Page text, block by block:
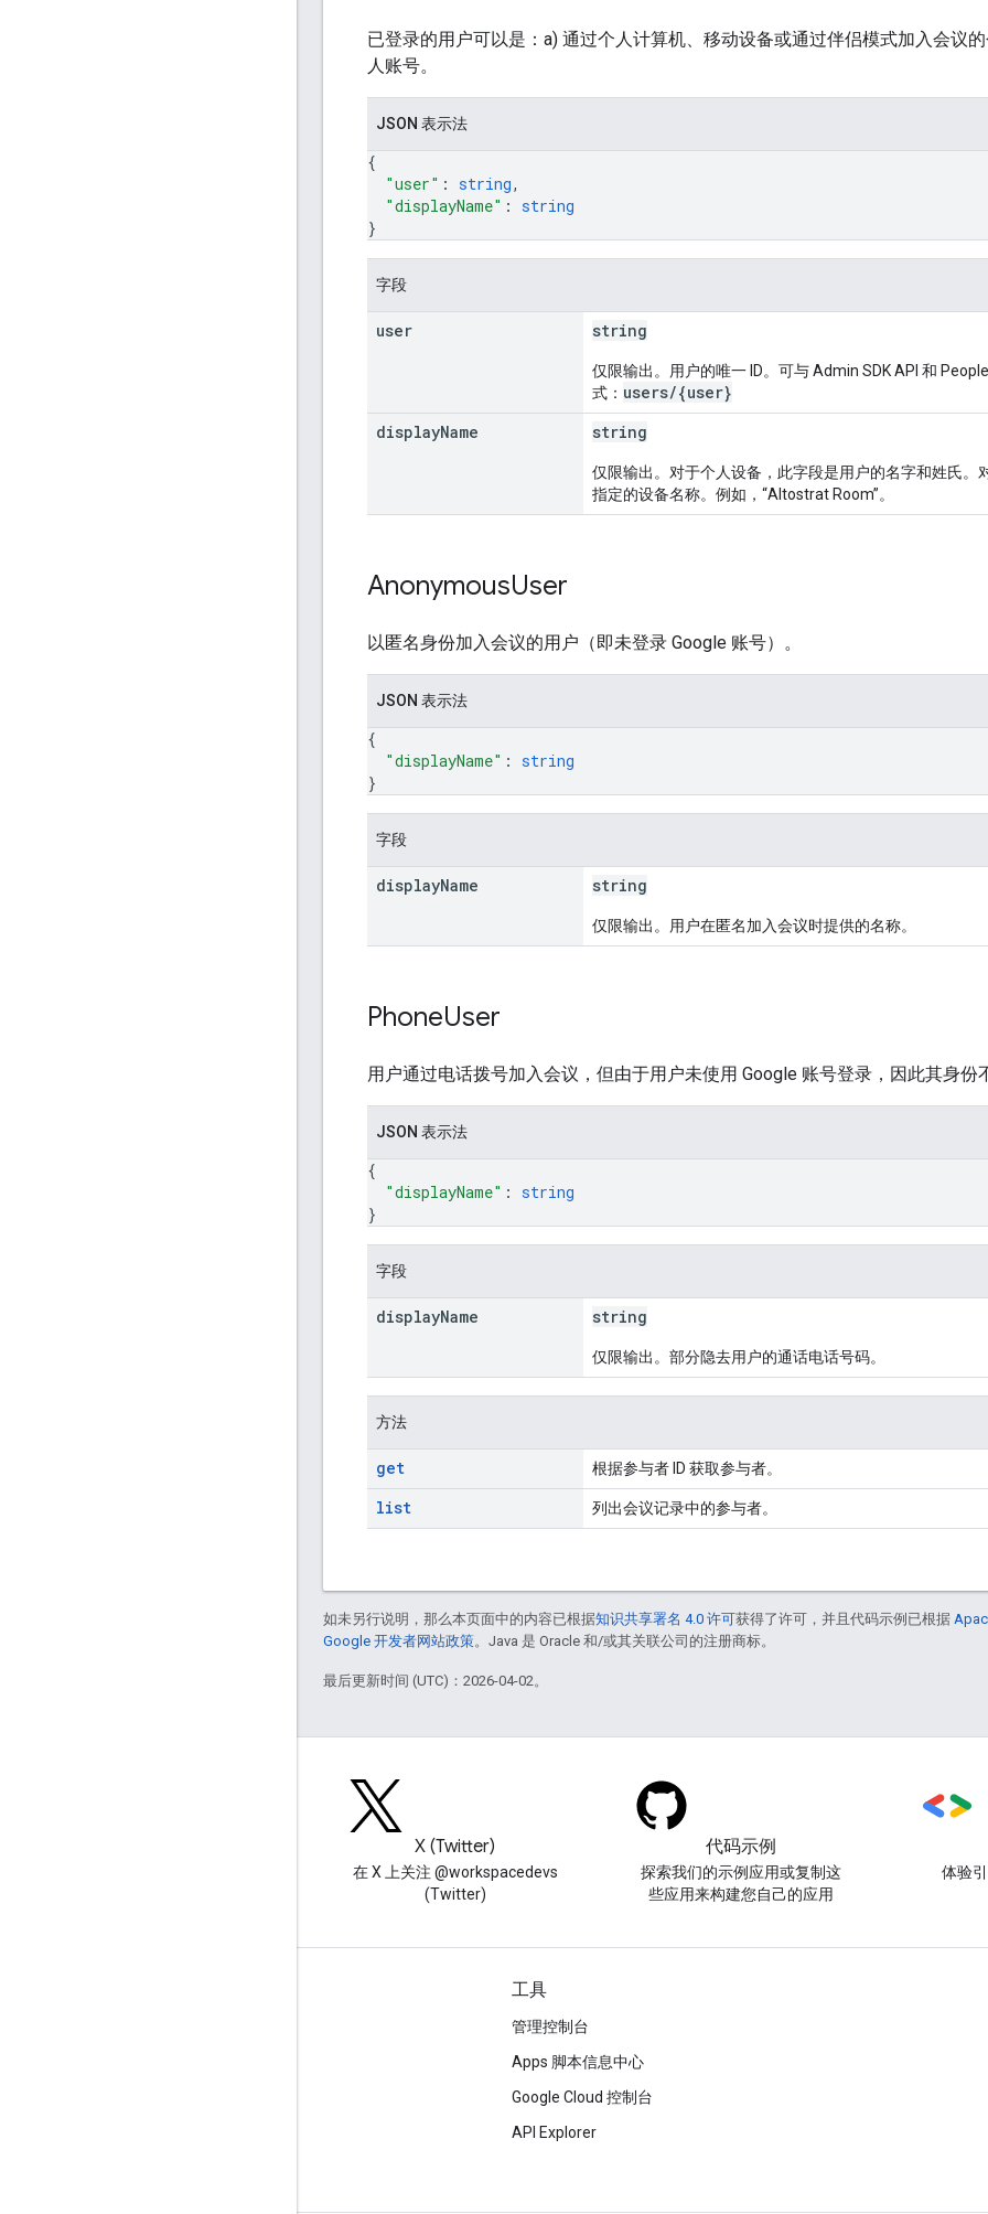
已登录的用户可以是：a) 通过个人计算机、移动设备或通过伴侣模式加入会议
人账号。
JSON 表示法
{
"user" : string,
"displayName" : string
}
字段
user string
仅限输出。用户的唯一 ID。可与 Admin SDK API 和
式： users/{user}
displayName string
仅限输出。对于个人设备，此字段是用户的名字和姓氏。
指定的设备名称。例如，“Altostrat Room”。
AnonymousUser
以匿名身份加入会议的用户（即未登录 Google 账号）。
JSON 表示法
{
"displayName" : string
}
字段
displayName string
仅限输出。用户在匿名加入会议时提供的名称。
PhoneUser
用户通过电话拨号加入会议，但由于用户未使用 Google 账号登录，因此其身份
JSON 表示法
{
"displayName" : string
}
字段
displayName string
仅限输出。部分隐去用户的通话电话号码。
方法
get 根据参与者 ID 获取参与者。
list 列出会议记录中的参与者。
如未另行说明，那么本页面中的内容已根据知识共享署名 4.0 许可获得了许可，并且代码示例已根据
Google 开发者网站政策。Java 是 Oracle 和/或其关联公司的注册商标。
最后更新时间 (UTC)：2026-04-02。
X (Twitter)
在 X 上关注 @workspacedevs
(Twitter)
代码示例
探索我们的示例应用或复制这
些应用来构建您自己的应用
体验
工具
管理控制台
Apps 脚本信息中心
Google Cloud 控制台
API Explorer